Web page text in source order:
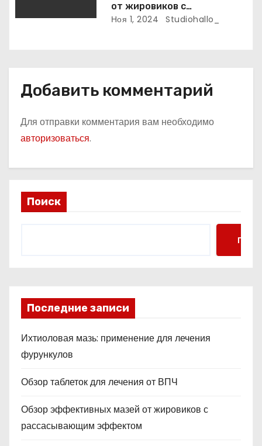
от жировиков с
рассасывающим эффектом
Ноя 1, 2024 Studiohallo_
Добавить комментарий
Для отправки комментария вам необходимо
авторизоваться.
Поиск
Поиск
Последние записи
Ихтиоловая мазь: применение для лечения
фурункулов
Обзор таблеток для лечения от ВПЧ
Обзор эффективных мазей от жировиков с
рассасывающим эффектом